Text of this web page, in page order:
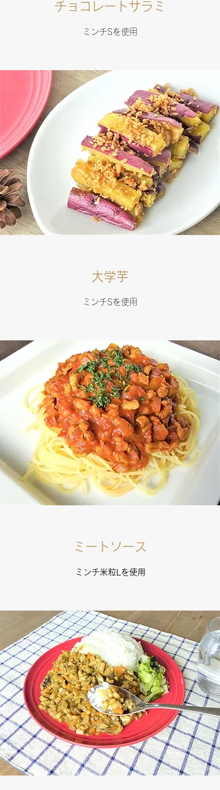
チョコレートサラミ
ミンチSを使用
大学芋
ミンチSを使用
ミートソース
ミンチ米粒Lを使用